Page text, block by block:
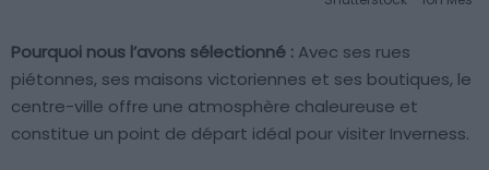
Pourquoi nous l’avons sélectionné : Avec ses rues
piétonnes, ses maisons victoriennes et ses boutiques, le
centre-ville offre une atmosphère chaleureuse et
constitue un point de départ idéal pour visiter Inverness.